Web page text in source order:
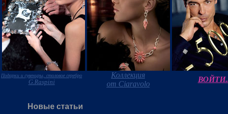
Подарки и сувениры, столовое серебро
G.Raspini
Коллекция
от Ciaravolo
Новые статьи